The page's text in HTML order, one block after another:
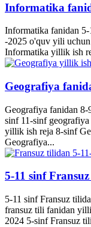
Informatika
Informatika fanidan
-2025 o'quv yili
Informatika yillik ish
Geografiya
Geografiya fanidan
sinf 11-sinf
yillik ish reja 8-sinf
Geografiya...
5-11 sinf
5-11 sinf Fransuz
fransuz tili fanidan
2024 5-sinf Fransuz